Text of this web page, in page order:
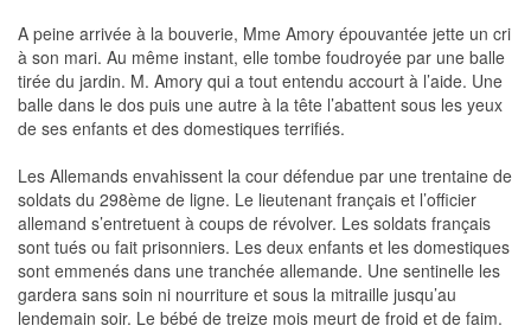
A peine arrivée à la bouverie, Mme Amory épouvantée jette un cri
à son mari. Au même instant, elle tombe foudroyée par une balle
tirée du jardin. M. Amory qui a tout entendu accourt à l’aide. Une
balle dans le dos puis une autre à la tête l’abattent sous les yeux
de ses enfants et des domestiques terrifiés.
Les Allemands envahissent la cour défendue par une trentaine de
soldats du 298ème de ligne. Le lieutenant français et l’officier
allemand s’entretuent à coups de révolver. Les soldats français
sont tués ou fait prisonniers. Les deux enfants et les domestiques
sont emmenés dans une tranchée allemande. Une sentinelle les
gardera sans soin ni nourriture et sous la mitraille jusqu’au
lendemain soir. Le bébé de treize mois meurt de froid et de faim.